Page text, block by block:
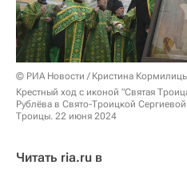
© РИА Новости / Кристина
Крестный ход с иконой "Святая
Рублёва в Свято-Троицкой
Троицы. 22 июня 2024
Читать ria.ru в